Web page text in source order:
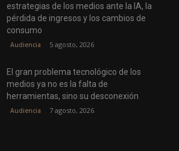
estrategias de los medios ante la IA, la
pérdida de ingresos y los cambios de
consumo
Audiencia 5 agosto, 2026
El gran problema tecnológico de los
medios ya no es la falta de
herramientas, sino su desconexión
Audiencia 7 agosto, 2026